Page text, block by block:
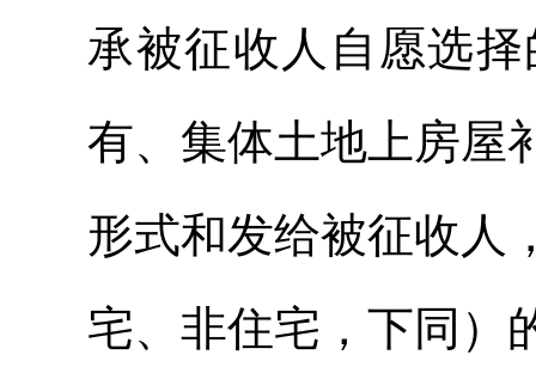
承被征收人自愿选
有、集体土地上房屋
形式和发给被征收人
宅、非住宅，下同）